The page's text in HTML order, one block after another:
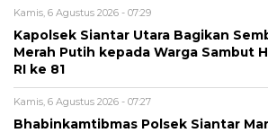
Kamis, 6 Agustus 2026 - 07:29
Kapolsek Siantar Utara Bagikan
Merah Putih kepada Warga Sambut
RI ke 81
Kamis, 6 Agustus 2026 - 07:27
Bhabinkamtibmas Polsek Siantar